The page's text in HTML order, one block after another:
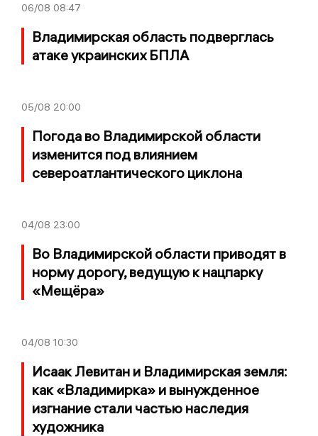
06/08 08:47
Владимирская область подверглась
атаке украинских БПЛА
05/08 20:00
Погода во Владимирской области
изменится под влиянием
североатлантического циклона
04/08 23:00
Во Владимирской области приводят в
норму дорогу, ведущую к нацпарку
«Мещёра»
04/08 10:30
Исаак Левитан и Владимирская земля:
как «Владимирка» и вынужденное
изгнание стали частью наследия
художника